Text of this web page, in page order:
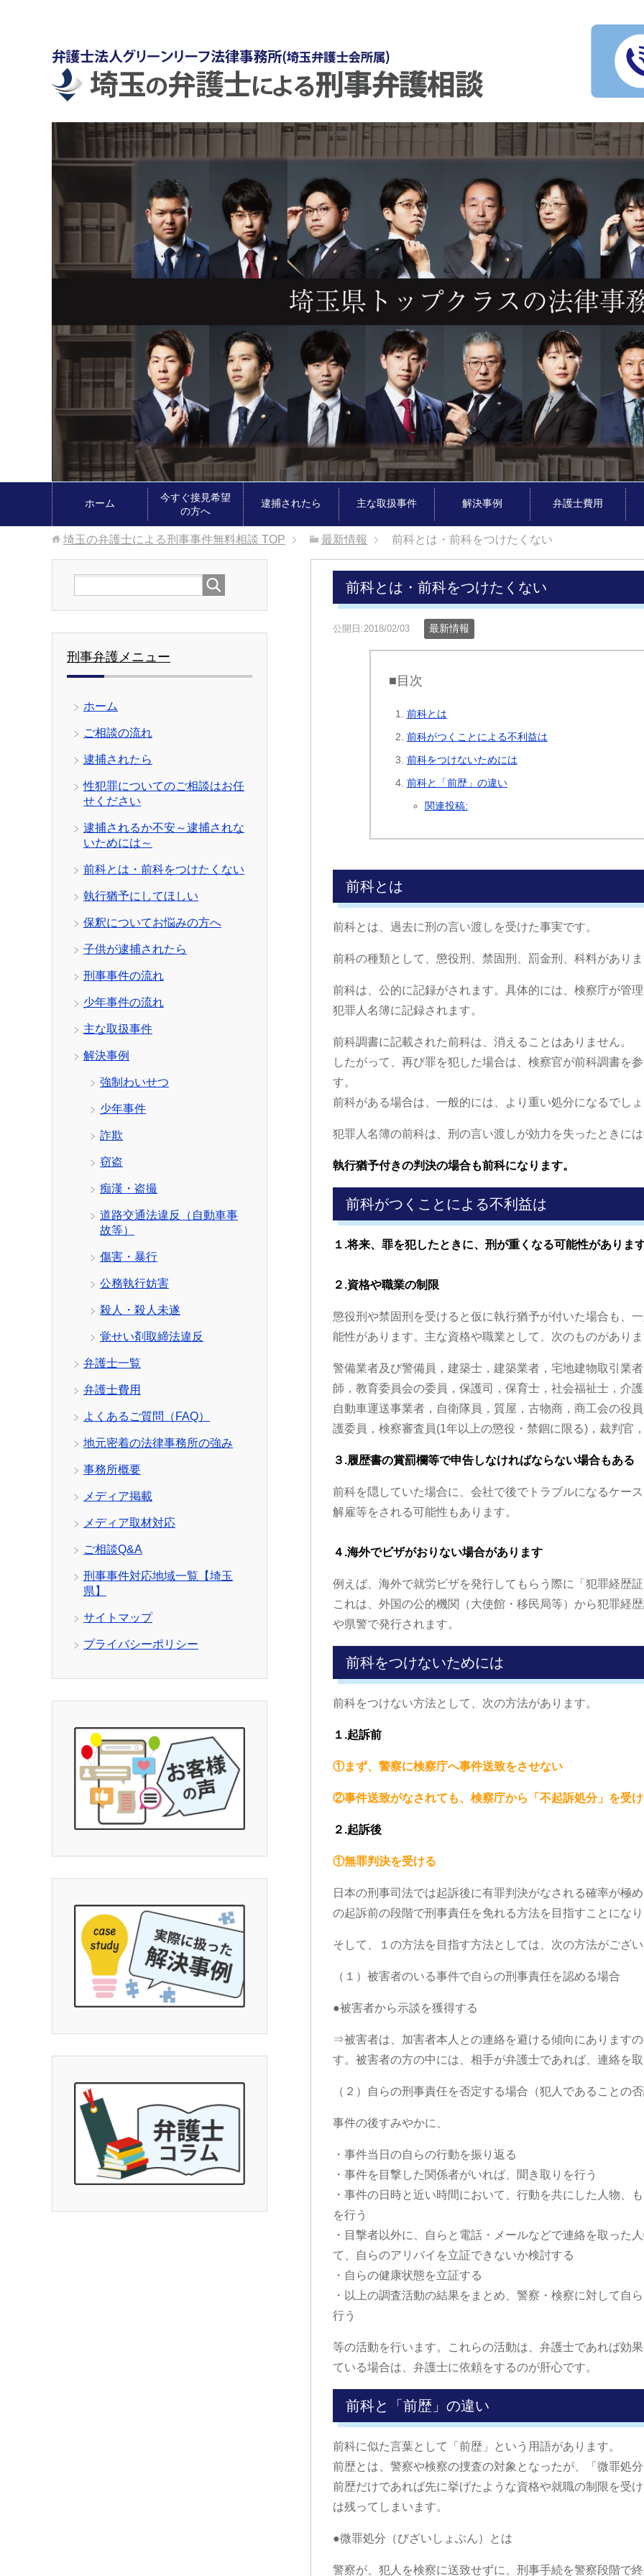
ホーム
今すぐ接見希望
の方へ
逮捕されたら 主な取扱事件 解決事例 弁護士費用
埼玉の弁護士による刑事事件無料相談 TOP 最新情報 前科とは・前科をつけたくない
前科とは・前科をつけたくない
公開日:2018/02/03 最新情報
■目次
前科とは
前科がつくことによる不利益は
前科をつけないためには
前科と「前歴」の違い
関連投稿:
前科とは
前科とは、過去に刑の言い渡しを受けた事実です。
前科の種類として、懲役刑、禁固刑、罰金刑、科料があり
前科は、公的に記録がされます。具体的には、検察庁が管
犯罪人名簿に記録されます。
前科調書に記載された前科は、消えることはありません。
したがって、再び罪を犯した場合は、検察官が前科調書を
す。
前科がある場合は、一般的には、より重い処分になるでし
犯罪人名簿の前科は、刑の言い渡しが効力を失ったときに
執行猶予付きの判決の場合も前科になります。
前科がつくことによる不利益は
１.将来、罪を犯したときに、刑が重くなる可能性がありま
２.資格や職業の制限
懲役刑や禁固刑を受けると仮に執行猶予が付いた場合も、
能性があります。主な資格や職業として、次のものがあり
警備業者及び警備員，建築士，建築業者，宅地建物取引業
師，教育委員会の委員，保護司，保育士，社会福祉士，介
自動車運送事業者，自衛隊員，質屋，古物商，商工会の役
護委員，検察審査員(1年以上の懲役・禁錮に限る)，裁判官
３.履歴書の賞罰欄等で申告しなければならない場合もある
前科を隠していた場合に、会社で後でトラブルになるケー
解雇等をされる可能性もあります。
４.海外でビザがおりない場合があります
例えば、海外で就労ビザを発行してもらう際に「犯罪経歴
これは、外国の公的機関（大使館・移民局等）から犯罪経
や県警で発行されます。
前科をつけないためには
前科をつけない方法として、次の方法があります。
１.起訴前
①まず、警察に検察庁へ事件送致をさせない
②事件送致がなされても、検察庁から「不起訴処分」を受
２.起訴後
①無罪判決を受ける
日本の刑事司法では起訴後に有罪判決がなされる確率が極
の起訴前の段階で刑事責任を免れる方法を目指すことにな
そして、１の方法を目指す方法としては、次の方法がござ
（１）被害者のいる事件で自らの刑事責任を認める場合
●被害者から示談を獲得する
⇒被害者は、加害者本人との連絡を避ける傾向にあります
す。被害者の方の中には、相手が弁護士であれば、連絡を
（２）自らの刑事責任を否定する場合（犯人であることの
事件の後すみやかに、
・事件当日の自らの行動を振り返る
・事件を目撃した関係者がいれば、聞き取りを行う
・事件の日時と近い時間において、行動を共にした人物、
を行う
・目撃者以外に、自らと電話・メールなどで連絡を取った
て、自らのアリバイを立証できないか検討する
・自らの健康状態を立証する
・以上の調査活動の結果をまとめ、警察・検察に対して自
行う
等の活動を行います。これらの活動は、弁護士であれば効
ている場合は、弁護士に依頼をするのが肝心です。
前科と「前歴」の違い
前科に似た言葉として「前歴」という用語があります。
前歴とは、警察や検察の捜査の対象となったが、「微罪処
前歴だけであれば先に挙げたような資格や就職の制限を受
は残ってしまいます。
●微罪処分（びざいしょぶん）とは
警察が、犯人を検察に送致せずに、刑事手続を警察段階で
刑事弁護メニュー
ホーム
ご相談の流れ
逮捕されたら
性犯罪についてのご相談はお任
せください
逮捕されるか不安～逮捕されな
いためには～
前科とは・前科をつけたくない
執行猶予にしてほしい
保釈についてお悩みの方へ
子供が逮捕されたら
刑事事件の流れ
少年事件の流れ
主な取扱事件
解決事例
強制わいせつ
少年事件
詐欺
窃盗
痴漢・盗撮
道路交通法違反（自動車事
故等）
傷害・暴行
公務執行妨害
殺人・殺人未遂
覚せい剤取締法違反
弁護士一覧
弁護士費用
よくあるご質問（FAQ）
地元密着の法律事務所の強み
事務所概要
メディア掲載
メディア取材対応
ご相談Q&A
刑事事件対応地域一覧【埼玉
県】
サイトマップ
プライバシーポリシー